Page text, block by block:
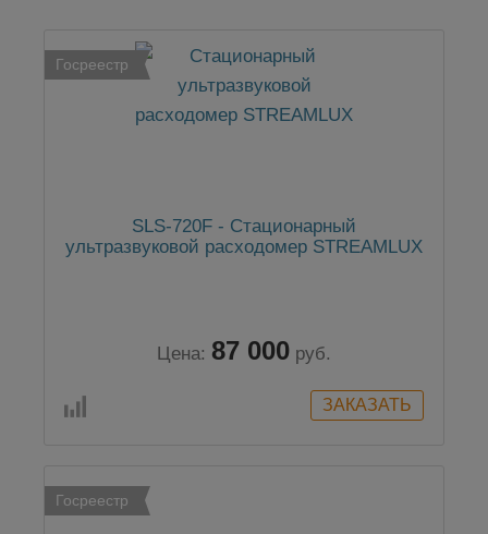
Госреестр
SLS-720F - Стационарный
ультразвуковой расходомер STREAMLUX
Цена: 87 000 руб.
Госреестр